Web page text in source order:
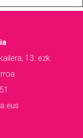
13. ezk.